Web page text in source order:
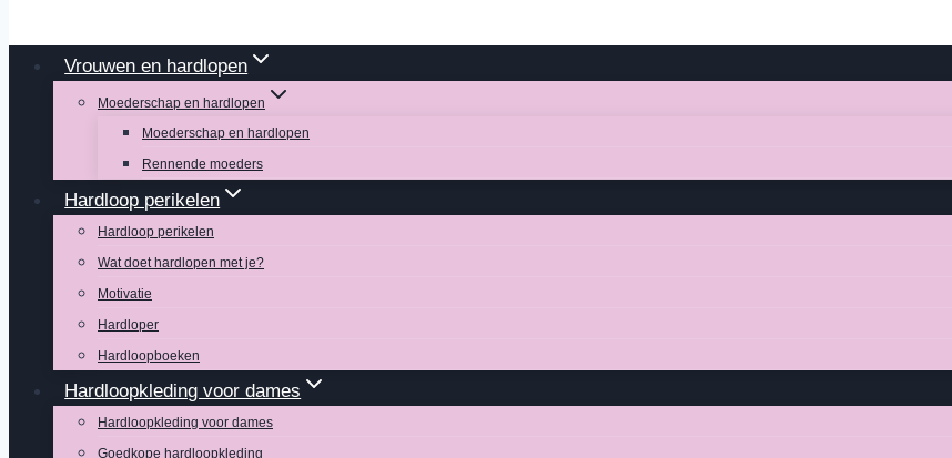
Vrouwen en hardlopen
Moederschap en hardlopen
Moederschap en hardlopen
Rennende moeders
Hardloop perikelen
Hardloop perikelen
Wat doet hardlopen met je?
Motivatie
Hardloper
Hardloopboeken
Hardloopkleding voor dames
Hardloopkleding voor dames
Goedkope hardloopkleding